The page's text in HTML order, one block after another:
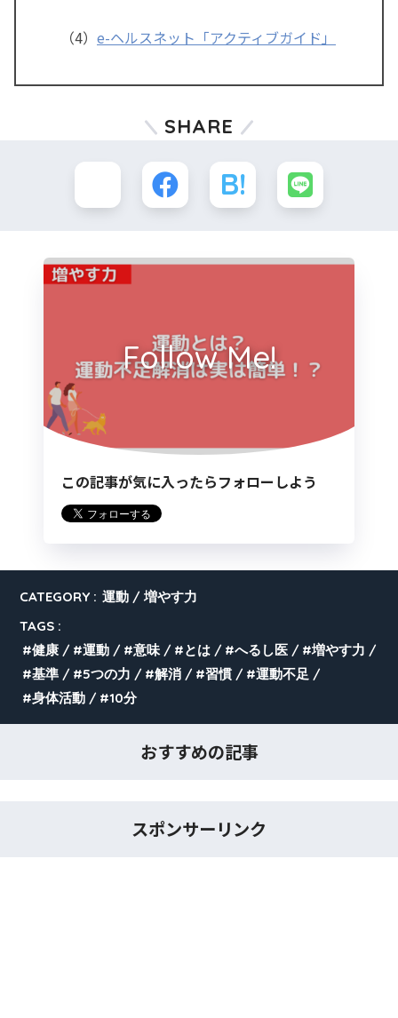
（4） e-ヘルスネット「アクティブガイド」
SHARE
Follow Me!
この記事が気に入ったらフォローしよう
CATEGORY : 運動
増やす力
TAGS :
健康
運動 意味 とは へるし医
増やす力
基準
5つの力 解消 習慣
運動不足
身体活動
10分
おすすめの記事
スポンサーリンク